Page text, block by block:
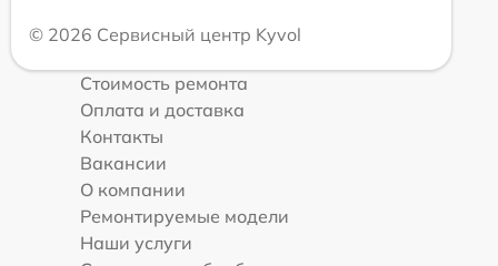
© 2026 Сервисный центр Kyvol
Стоимость ремонта
Оплата и доставка
Контакты
Вакансии
О компании
Ремонтируемые модели
Наши услуги